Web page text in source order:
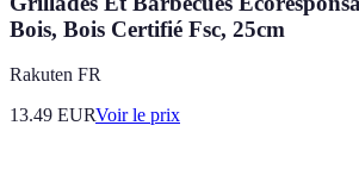
Bois, Bois Certifié Fsc, 25cm
Rakuten FR
13.49 EURVoir le prix